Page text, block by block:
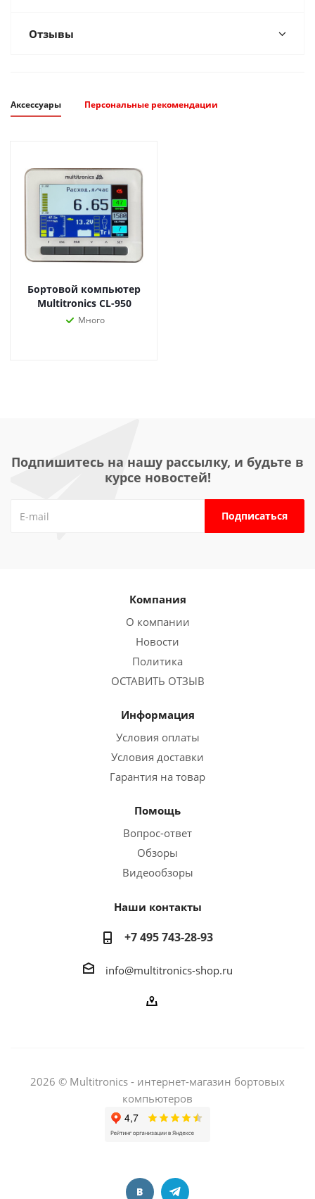
Отзывы
Аксессуары Персональные рекомендации
Бортовой компьютер
Multitronics CL-950
Много
Подпишитесь на нашу рассылку, и будьте в
курсе новостей!
Компания
О компании
Новости
Политика
ОСТАВИТЬ ОТЗЫВ
Информация
Условия оплаты
Условия доставки
Гарантия на товар
Помощь
Вопрос-ответ
Обзоры
Видеообзоры
Наши контакты
+7 495 743-28-93
info@multitronics-shop.ru
2026 © Multitronics - интернет-магазин бортовых
компьютеров